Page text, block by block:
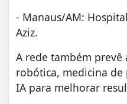
- Manaus/AM:
Aziz.
A rede também
robótica, medicina de
IA para melhorar